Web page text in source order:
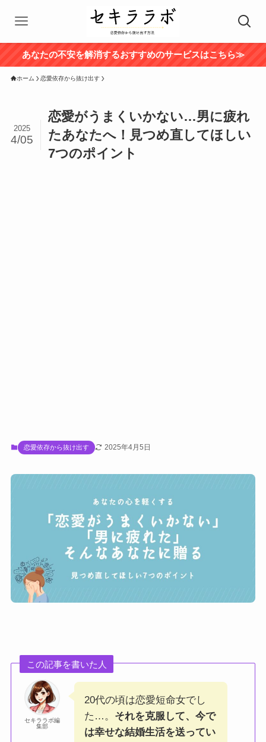
あなたの不安を解消するおすすめのサービスはこちら≫
ホーム 恋愛依存から抜け出す
恋愛がうまくいかない…男に疲れ
たあなたへ！見つめ直してほしい
7つのポイント
2025
4/05
恋愛依存から抜け出す 2025年4月5日
この記事を書いた人
セキララボ編
集部
20代の頃は恋愛短命女でし
た…。 それを克服して、今で
は幸せな結婚生活を送ってい